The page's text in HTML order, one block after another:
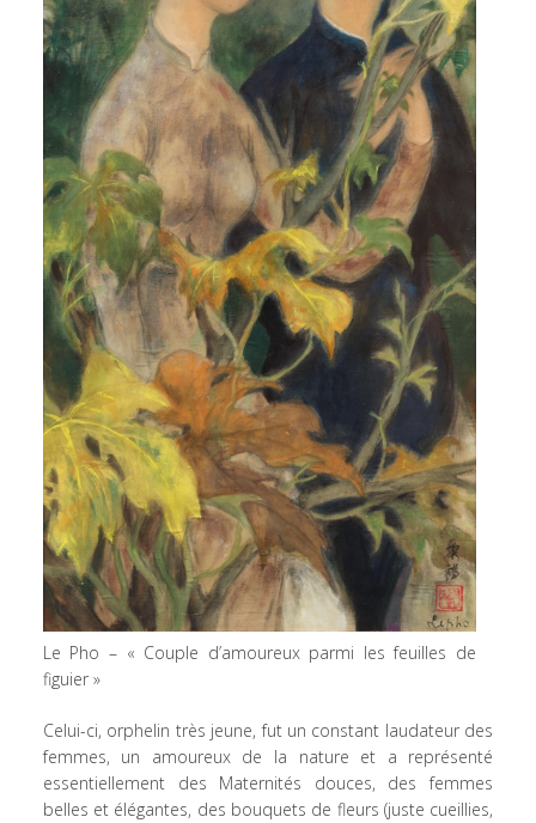
Le Pho – « Couple d’amoureux parmi les feuilles de
figuier »
Celui-ci, orphelin très jeune, fut un constant laudateur des
femmes, un amoureux de la nature et a représenté
essentiellement des Maternités douces, des femmes
belles et élégantes, des bouquets de fleurs (juste cueillies,